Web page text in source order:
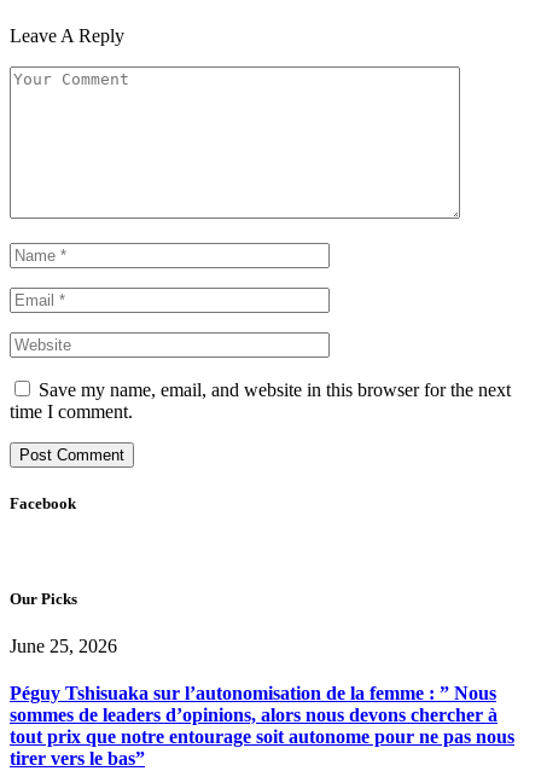
Leave A Reply
Save my name, email, and website in this browser for the next
time I comment.
Facebook
Our Picks
June 25, 2026
Péguy Tshisuaka sur l’autonomisation de la femme : ” Nous
sommes de leaders d’opinions, alors nous devons chercher à
tout prix que notre entourage soit autonome pour ne pas nous
tirer vers le bas”